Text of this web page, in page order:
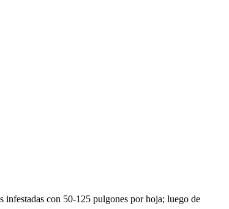
con 50-125 pulgones por hoja; luego de